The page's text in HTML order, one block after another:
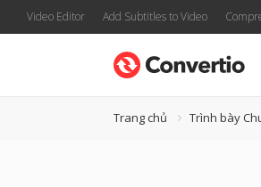
Video Editor Add Subtitles to Video
Trang chủ Trình bày